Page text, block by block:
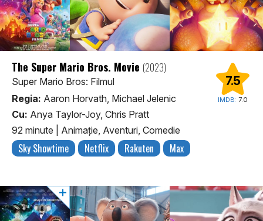
7.5
IMDB: 7.0
The Super Mario Bros. Movie (2023)
Super Mario Bros: Filmul
Regia: Aaron Horvath, Michael Jelenic
Cu: Anya Taylor-Joy, Chris Pratt
92 minute
Animaţie, Aventuri, Comedie
Sky Showtime Netflix Rakuten Max